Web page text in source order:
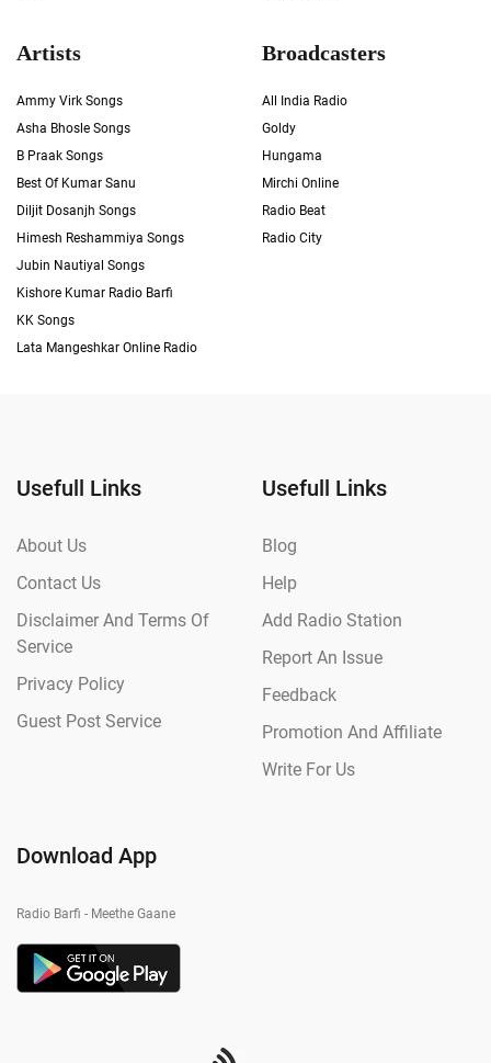
Artists
Ammy Virk Songs
Asha Bhosle Songs
B Praak Songs
Best Of Kumar Sanu
Diljit Dosanjh Songs
Himesh Reshammiya Songs
Jubin Nautiyal Songs
Kishore Kumar Radio Barfi
KK Songs
Lata Mangeshkar Online Radio
Broadcasters
All India Radio
Goldy
Hungama
Mirchi Online
Radio Beat
Radio City
Usefull Links
About Us
Contact Us
Disclaimer And Terms Of
Service
Privacy Policy
Guest Post Service
Usefull Links
Blog
Help
Add Radio Station
Report An Issue
Feedback
Promotion And Affiliate
Write For Us
Download App
Radio Barfi - Meethe Gaane